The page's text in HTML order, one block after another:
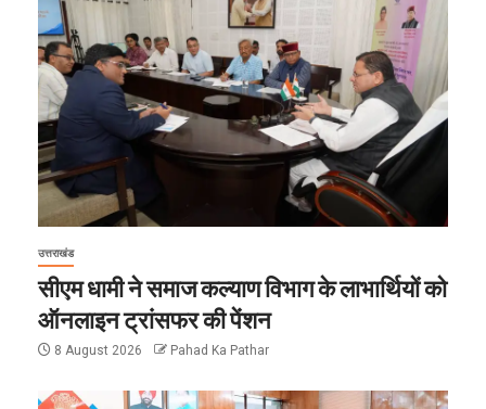
उत्तराखंड
सीएम धामी ने समाज कल्याण विभाग के लाभार्थियों को
ऑनलाइन ट्रांसफर की पेंशन
8 August 2026 Pahad Ka Pathar